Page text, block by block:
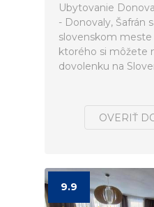
Ubytovanie
- Donovaly, Šafrán
slovenskom meste
ktorého si môžete
dovolenku na
OVERIŤ
9.9